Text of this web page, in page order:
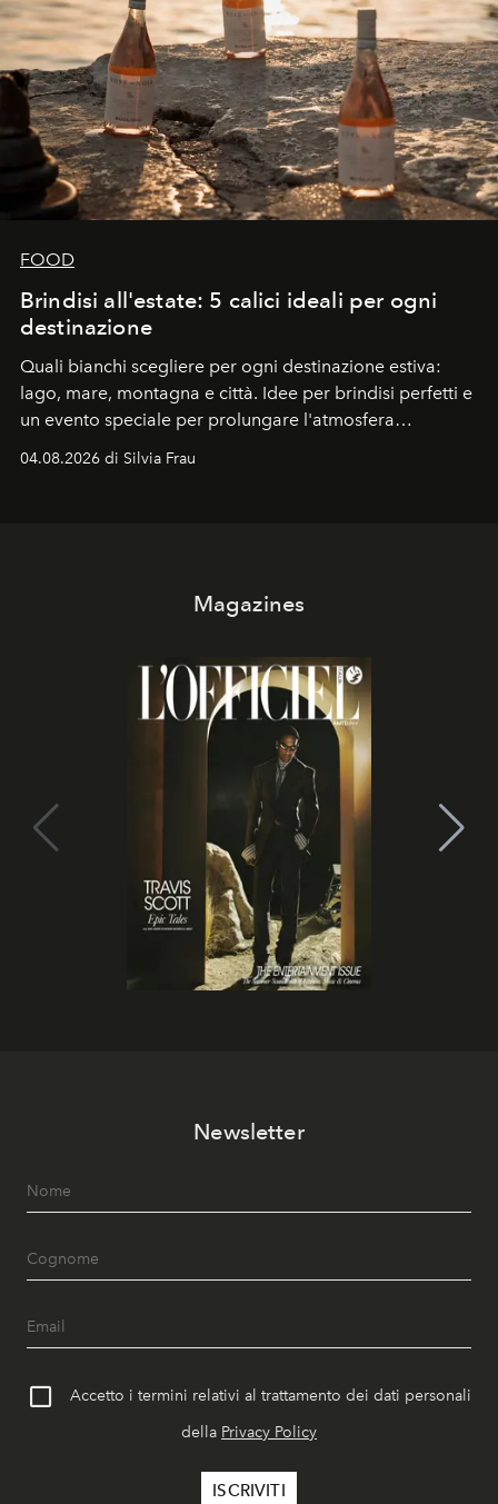
FOOD
Brindisi all'estate: 5 calici ideali per ogni
destinazione
Quali bianchi scegliere per ogni destinazione estiva:
lago, mare, montagna e città. Idee per brindisi perfetti e
un evento speciale per prolungare l'atmosfera
04.08.2026 di Silvia Frau
Magazines
Newsletter
Accetto i termini relativi al trattamento dei dati personali
della Privacy Policy